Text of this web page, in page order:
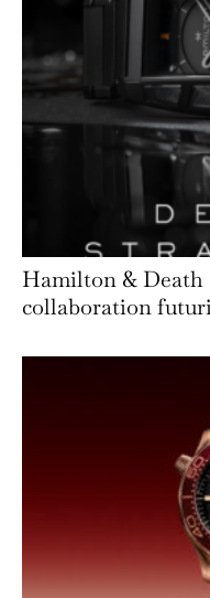
Hamilton &
collaboration